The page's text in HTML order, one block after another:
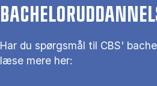
Har du spørgsmål til CBS'
læse mere her: